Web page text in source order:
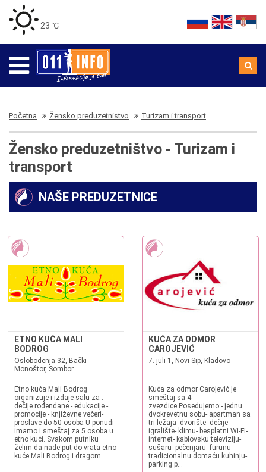
23 ℃
Početna Žensko preduzetnistvo Turizam i transport
Žensko preduzetništvo - Turizam i
transport
NAŠE PREDUZETNICE
ETNO KUĆA MALI
BODROG
Oslobođenja 32, Bački
Monoštor, Sombor
Etno kuća Mali Bodrog
organizuje i izdaje salu za : -
dečije rođendane - edukacije -
promocije - književne večeri-
proslave do 50 osoba U ponudi
imamo i smeštaj za 5 osoba u
etno kući. Svakom putniku
želim da nađe put do vrata etno
kuće Mali Bodrog i dragom...
KUĆA ZA ODMOR
CAROJEVIĆ
7. juli 1, Novi Sip, Kladovo
Kuća za odmor Carojević je
smeštaj sa 4
zvezdice.Posedujemo:- jednu
dvokrevetnu sobu- apartman sa
tri ležaja- dvorište- dečije
igralište- klimu- besplatni Wi-Fi-
internet- kablovsku televiziju-
sušaru- pečenjaru- furunu-
tradicionalnu domaću kuhinju-
parking p...